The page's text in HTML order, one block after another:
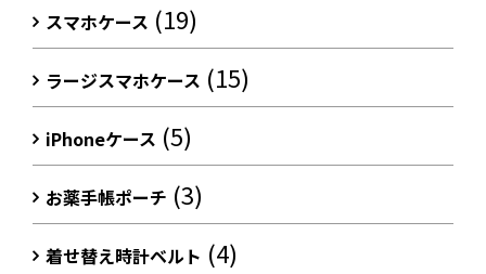
スマホケース (19)
ラージスマホケース (15)
iPhoneケース (5)
お薬手帳ポーチ (3)
着せ替え時計ベルト (4)